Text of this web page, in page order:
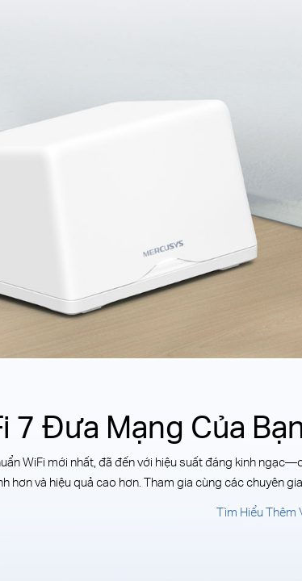
7 Đưa Mạng Của
WiFi mới nhất, đã đến với hiệu suất đáng kinh
hơn và hiệu quả cao hơn. Tham gia cùng các chuyên
Tìm Hiểu Thêm